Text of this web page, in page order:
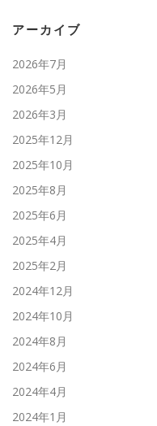
アーカイブ
2026年7月
2026年5月
2026年3月
2025年12月
2025年10月
2025年8月
2025年6月
2025年4月
2025年2月
2024年12月
2024年10月
2024年8月
2024年6月
2024年4月
2024年1月